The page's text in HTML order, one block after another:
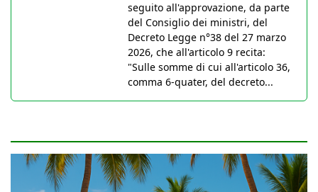
seguito all'approvazione, da parte
del Consiglio dei ministri, del
Decreto Legge n°38 del 27 marzo
2026, che all'articolo 9 recita:
"Sulle somme di cui all'articolo 36,
comma 6-quater, del decreto...